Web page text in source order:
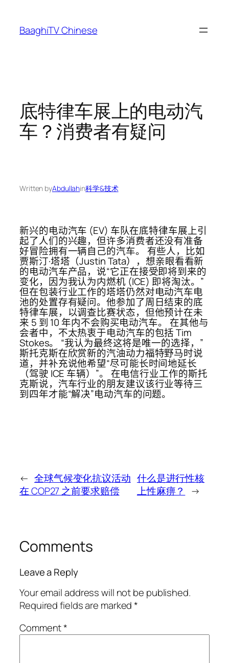
content
BaaghiTV Chinese
底特律车展上的电动汽
车？消费者有疑问
Written byAbdullahin科学&技术
新兴的电动汽车 (EV) 车队在底特律车展上引
起了人们的兴趣，但许多消费者还没有准备
好冒险拥有一辆自己的汽车。 有些人，比如
贾斯汀·塔塔（Justin Tata），想亲眼看看新
的电动汽车产品，说“它正在接受即将到来的
变化，因为我认为内燃机 (ICE) 即将淘汰。”
但在包装行业工作的塔塔仍然对电动汽车电
池的处置存有疑问。他参加了周日结束的底
特律车展，以调查比赛状态，但他预计在未
来 5 到 10 年内不会购买电动汽车。 在其他与
会者中，不太热衷于电动汽车的包括 Tim
Stokes。 “我认为最终这将是唯一的选择，”
斯托克斯在欣赏新的汽油动力福特野马时说
道，并补充说他希望“尽可能长时间地延长
（驾驶 ICE 车辆）”。 在电信行业工作的斯托
克斯说，汽车行业的朋友建议该行业等待三
到四年才能“解决”电动汽车的问题。
← 全球气候变化抗议活动
在 COP27 之前要求赔偿
什么是进行性核
上性麻痹？
→
Comments
Leave a Reply
Your email address will not be published.
Required fields are marked*
Comment*